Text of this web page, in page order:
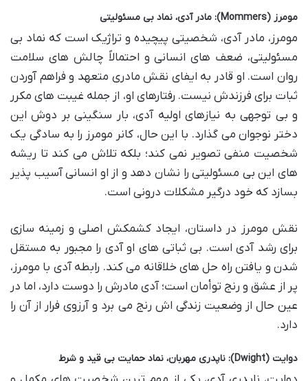
مومرز (Mommers): مادر آدی، نماد بی مسئولیتی
مومرز، مادر آدی، شخصیتی پیچیده و تراژیک است که نماد بی
مسئولیتی، ضعف های انسانی و احتمالاً چالش های سلامت
روان است. او قادر به ایفای نقش مادری متعهد و فراهم آوردن
ثبات برای فرزندش نیست. رفتارهای او، از جمله غیبت های مکرر
و بی توجهی به نیازهای اولیه آدی، بار سنگینی بر دوش این
دختر نوجوان می گذارد. با این حال، کانر مومرز را به سادگی یک
شخصیت منفی تصویر نمی کند؛ بلکه تلاش می کند تا ریشه
های این بی مسئولیتی را نشان دهد و از او انسانی آسیب پذیر
بسازد که خود درگیر مشکلات درونی است.
نقش مومرز در داستان، ایجاد کشمکش اصلی و زمینه سازی
برای رشد آدی است. بی ثباتی های او آدی را مجبور به مستقل
شدن و یافتن راه حل های خلاقانه می کند. رابطه آدی با مومرز،
پر از عشق و رنج توأمان است؛ آدی مادرش را دوست دارد، اما در
عین حال از وضعیت زندگی اش رنج می برد و آرزوی فرار از آن را
دارد.
دوایت (Dwight): ناپدری مهربان، نماد حمایت بی قید و شرط